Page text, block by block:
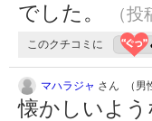
でした。
（
このクチコミに
マハラジャ さん （男
懐かしいよ